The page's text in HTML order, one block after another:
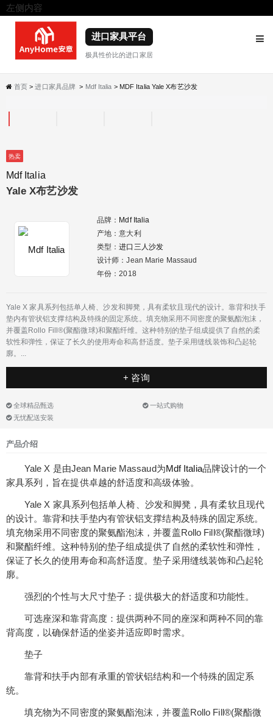
左侧内容
右侧内容
进口家具平台
极具性价比的进口家居
首页 >进口家具品牌 > Mdf Italia > MDF Italia Yale X布艺沙发
热卖
Mdf Italia
Yale X布艺沙发
品牌： Mdf Italia
产地：意大利
类型：进口三人沙发
设计师：Jean Marie Massaud
年份：2018
Yale X 家具系列包括单人椅、沙发和脚凳，具有柔软且现代的设计。靠背和扶手
垫内有管状铝支撑结构及特殊的固定系统。填充物采用不同密度的聚氨酯泡沫，
并覆盖Rollo Fill®(聚酯微球)和聚酯纤维。这种特别的垫子组成提供了自然的柔
软性和弹性，保证了长久的使用寿命和高舒适度。垫子采用缝线装饰和凸起轮
廓。...
+ 咨询
全球精品甄选
一站式购物
无忧配送安装
产品介绍
Yale X 是由Jean Marie Massaud为Mdf Italia品牌设计的一个
家具系列，旨在提供卓越的舒适度和高级体验。
Yale X 家具系列包括单人椅、沙发和脚凳，具有柔软且现代
的设计。靠背和扶手垫内有管状铝支撑结构及特殊的固定系统。
填充物采用不同密度的聚氨酯泡沫，并覆盖Rollo Fill®(聚酯微球)
和聚酯纤维。这种特别的垫子组成提供了自然的柔软性和弹性，
保证了长久的使用寿命和高舒适度。垫子采用缝线装饰和凸起轮
廓。
强烈的个性与大尺寸垫子：提供极大的舒适度和功能性。
可选座深和靠背高度：提供两种不同的座深和两种不同的靠
背高度，以确保舒适的坐姿并适应即时需求。
垫子
靠背和扶手内部有承重的管状铝结构和一个特殊的固定系
统。
填充物为不同密度的聚氨酯泡沫，并覆盖Rollo Fill®(聚酯微